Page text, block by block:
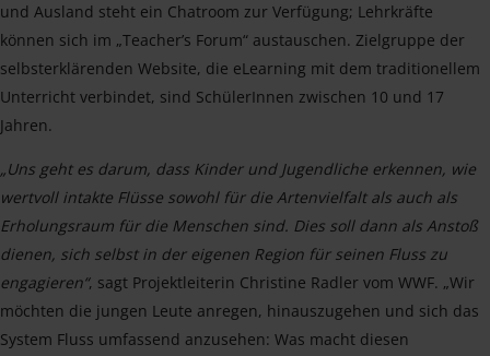
und Ausland steht ein Chatroom zur Verfügung; Lehrkräfte
können sich im „Teacher’s Forum“ austauschen. Zielgruppe der
selbsterklärenden Website, die eLearning mit dem traditionellem
Unterricht verbindet, sind SchülerInnen zwischen 10 und 17
Jahren.
„Uns geht es darum, dass Kinder und Jugendliche erkennen, wie
wertvoll intakte Flüsse sowohl für die Artenvielfalt als auch als
Erholungsraum für die Menschen sind. Dies soll dann als Anstoß
dienen, sich selbst in der eigenen Region für seinen Fluss zu
engagieren“, sagt Projektleiterin Christine Radler vom WWF. „Wir
möchten die jungen Leute anregen, hinauszugehen und sich das
System Fluss umfassend anzusehen: Was macht diesen